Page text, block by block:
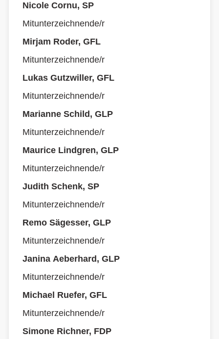
Nicole Cornu, SP
Mitunterzeichnende/r
Mirjam Roder, GFL
Mitunterzeichnende/r
Lukas Gutzwiller, GFL
Mitunterzeichnende/r
Marianne Schild, GLP
Mitunterzeichnende/r
Maurice Lindgren, GLP
Mitunterzeichnende/r
Judith Schenk, SP
Mitunterzeichnende/r
Remo Sägesser, GLP
Mitunterzeichnende/r
Janina Aeberhard, GLP
Mitunterzeichnende/r
Michael Ruefer, GFL
Mitunterzeichnende/r
Simone Richner, FDP